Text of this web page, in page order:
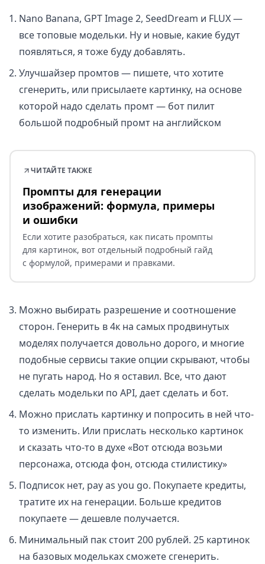
Nano Banana, GPT Image 2, SeedDream и FLUX —
все топовые модельки. Ну и новые, какие будут
появляться, я тоже буду добавлять.
Улучшайзер промтов — пишете, что хотите
сгенерить, или присылаете картинку, на основе
которой надо сделать промт — бот пилит
большой подробный промт на английском
ЧИТАЙТЕ ТАКЖЕ
Промпты для генерации
изображений: формула, примеры
и ошибки
Если хотите разобраться, как писать промпты
для картинок, вот отдельный подробный гайд
с формулой, примерами и правками.
Можно выбирать разрешение и соотношение
сторон. Генерить в 4к на самых продвинутых
моделях получается довольно дорого, и многие
подобные сервисы такие опции скрывают, чтобы
не пугать народ. Но я оставил. Все, что дают
сделать модельки по API, дает сделать и бот.
Можно прислать картинку и попросить в ней что-
то изменить. Или прислать несколько картинок
и сказать что-то в духе «Вот отсюда возьми
персонажа, отсюда фон, отсюда стилистику»
Подписок нет, pay as you go. Покупаете кредиты,
тратите их на генерации. Больше кредитов
покупаете — дешевле получается.
Минимальный пак стоит 200 рублей. 25 картинок
на базовых модельках сможете сгенерить.